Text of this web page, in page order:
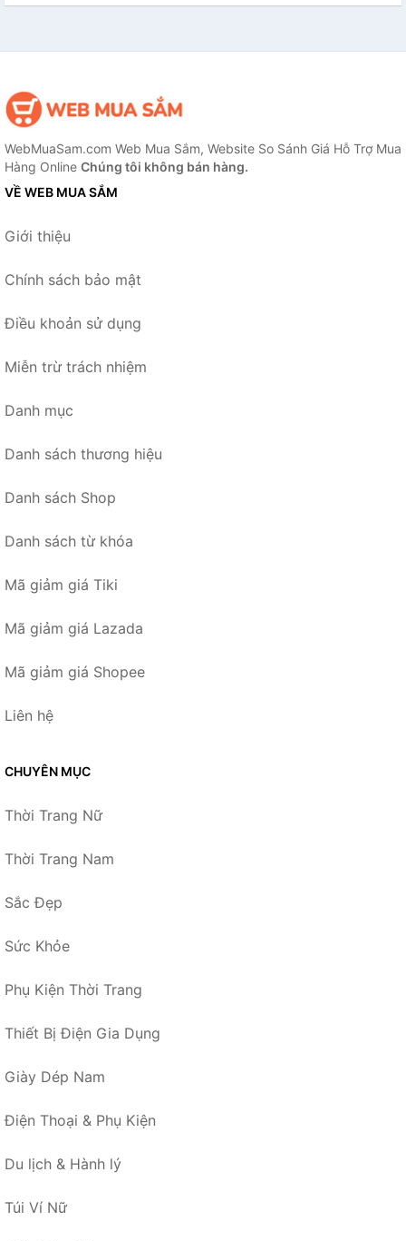
WebMuaSam.com Web Mua Sắm, Website So Sánh Giá Hỗ Trợ Mua
Hàng Online Chúng tôi không bán hàng.
VỀ WEB MUA SẮM
Giới thiệu
Chính sách bảo mật
Điều khoản sử dụng
Miễn trừ trách nhiệm
Danh mục
Danh sách thương hiệu
Danh sách Shop
Danh sách từ khóa
Mã giảm giá Tiki
Mã giảm giá Lazada
Mã giảm giá Shopee
Liên hệ
CHUYÊN MỤC
Thời Trang Nữ
Thời Trang Nam
Sắc Đẹp
Sức Khỏe
Phụ Kiện Thời Trang
Thiết Bị Điện Gia Dụng
Giày Dép Nam
Điện Thoại & Phụ Kiện
Du lịch & Hành lý
Túi Ví Nữ